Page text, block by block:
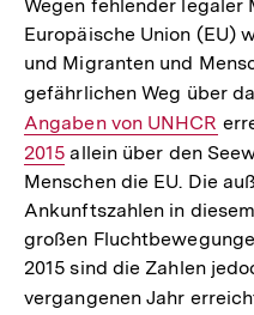
Wegen fehlender legaler
Europäische Union (EU)
und Migranten und
gefährlichen Weg über
Angaben von UNHCR
2015 allein über den
Menschen die EU. Die
Ankunftszahlen in
großen
2015 sind die Zahlen
vergangenen Jahr